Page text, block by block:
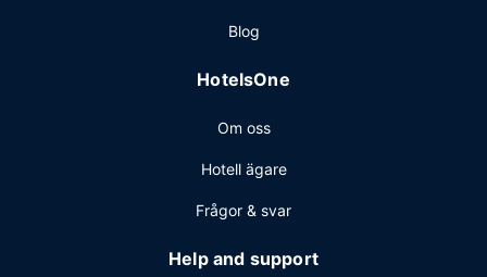
Blog
HotelsOne
Om oss
Hotell ägare
Frågor & svar
Help and support